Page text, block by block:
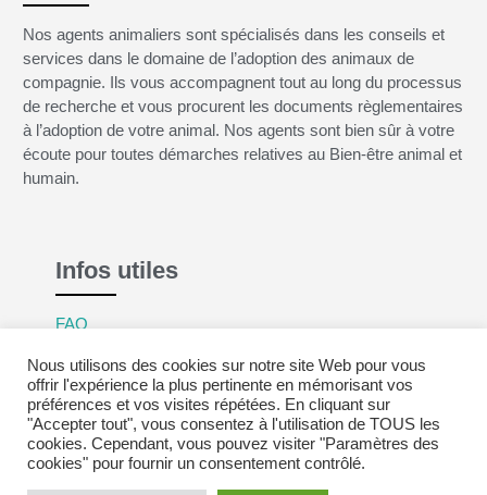
Nos agents animaliers sont spécialisés dans les conseils et
services dans le domaine de l’adoption des animaux de
compagnie. Ils vous accompagnent tout au long du processus
de recherche et vous procurent les documents règlementaires
à l’adoption de votre animal. Nos agents sont bien sûr à votre
écoute pour toutes démarches relatives au Bien-être animal et
humain.
Infos utiles
FAQ
Politique de confidentialité
CGV
Nous utilisons des cookies sur notre site Web pour vous
offrir l'expérience la plus pertinente en mémorisant vos
préférences et vos visites répétées. En cliquant sur
"Accepter tout", vous consentez à l'utilisation de TOUS les
cookies. Cependant, vous pouvez visiter "Paramètres des
cookies" pour fournir un consentement contrôlé.